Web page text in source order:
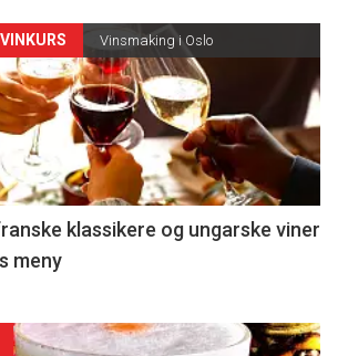
Vinsmaking i Oslo
klassikere og ungarske viner
meny